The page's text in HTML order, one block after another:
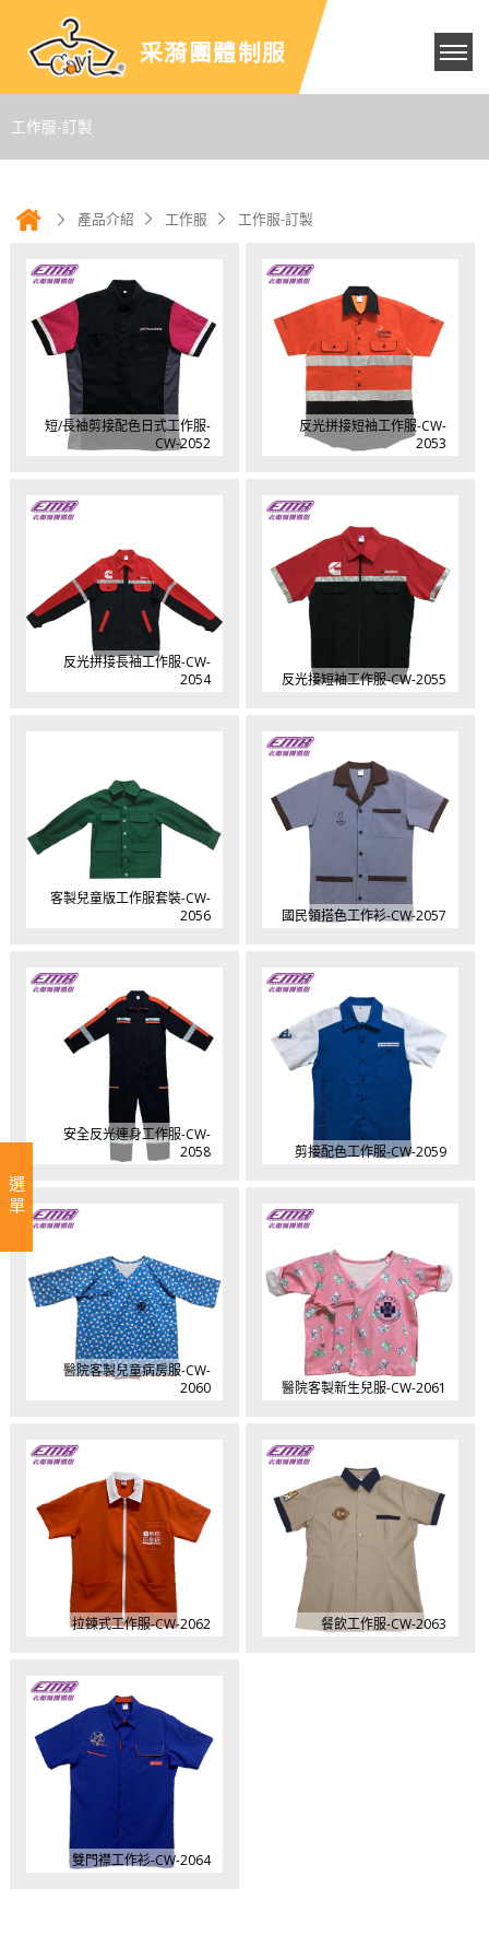
采漪團體制服
選單
工作服-訂製
產品介紹 工作服 工作服-訂製
短/長袖剪接配色日式工作服-
CW-2052
反光拼接短袖工作服-CW-
2053
反光拼接長袖工作服-CW-
2054
反光接短袖工作服-CW-2055
客製兒童版工作服套裝-CW-
2056
國民領搭色工作衫-CW-2057
安全反光連身工作服-CW-
2058
剪接配色工作服-CW-2059
醫院客製兒童病房服-CW-
2060
醫院客製新生兒服-CW-2061
拉鍊式工作服-CW-2062 餐飲工作服-CW-2063
雙門襟工作衫-CW-2064